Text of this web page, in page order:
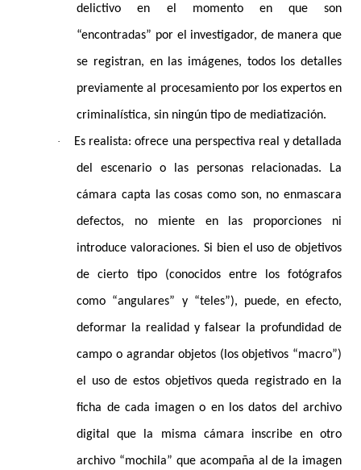
delictivo en el momento en que son
“encontradas” por el investigador, de manera que
se registran, en las imágenes, todos los detalles
previamente al procesamiento por los expertos en
criminalística, sin ningún tipo de mediatización.
· Es realista: ofrece una perspectiva real y detallada
del escenario o las personas relacionadas. La
cámara capta las cosas como son, no enmascara
defectos, no miente en las proporciones ni
introduce valoraciones. Si bien el uso de objetivos
de cierto tipo (conocidos entre los fotógrafos
como “angulares” y “teles”), puede, en efecto,
deformar la realidad y falsear la profundidad de
campo o agrandar objetos (los objetivos “macro”)
el uso de estos objetivos queda registrado en la
ficha de cada imagen o en los datos del archivo
digital que la misma cámara inscribe en otro
archivo “mochila” que acompaña al de la imagen